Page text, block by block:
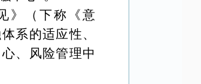
》（下称《意
系的适应性、
、风险管理中